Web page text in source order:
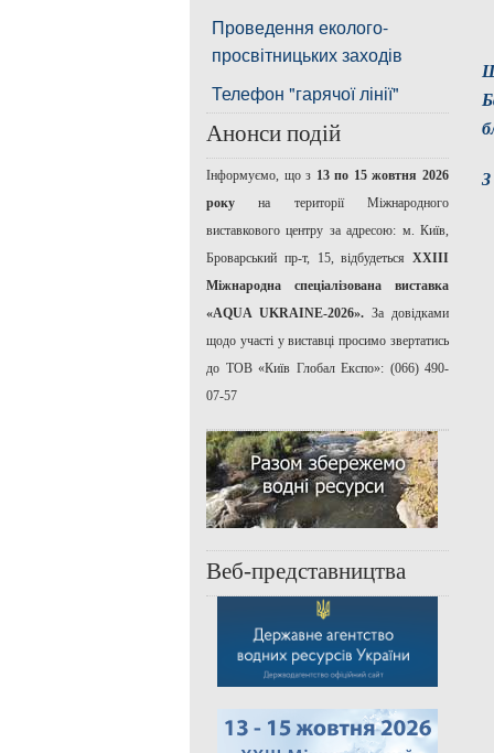
Проведення еколого-
просвітницьких заходів
Телефон "гарячої лінії"
Анонси подій
Інформуємо, що з 13 по 15 жовтня 2026
року на території Міжнародного
виставкового центру за адресою: м. Київ,
Броварський пр-т, 15, відбудеться ХХІІІ
Міжнародна спеціалізована виставка
«AQUA UKRAINE-2026». За довідками
щодо участі у виставці просимо звертатись
до ТОВ «Київ Глобал Експо»: (066) 490-
07-57
Веб-представництва